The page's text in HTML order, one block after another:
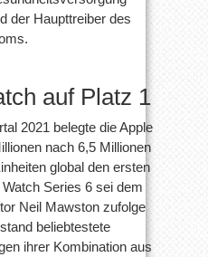
der Haupttreiber des
auf Platz 1
2021 belegte die Apple
nach 6,5 Millionen
global den ersten
Series 6 sei dem
Neil Mawston zufolge
beliebtestete
ihrer Kombination aus